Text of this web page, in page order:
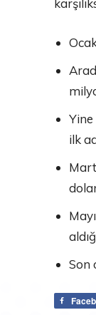
Yine
ilk
Son